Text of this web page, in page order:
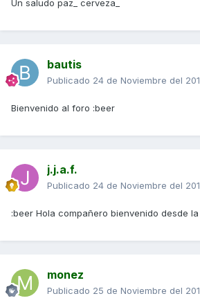
Un saludo paz_ cerveza_
bautis
Publicado 24 de Noviembre del
Bienvenido al foro :beer
j.j.a.f.
Publicado 24 de Noviembre del
:beer Hola compañero bienvenido desde
monez
Publicado 25 de Noviembre del